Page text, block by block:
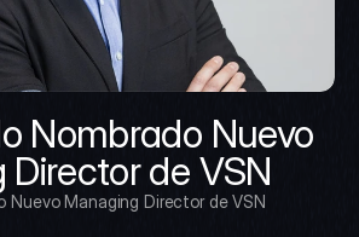
Nombrado Nuevo
de VSN
Nuevo Managing Director de VSN